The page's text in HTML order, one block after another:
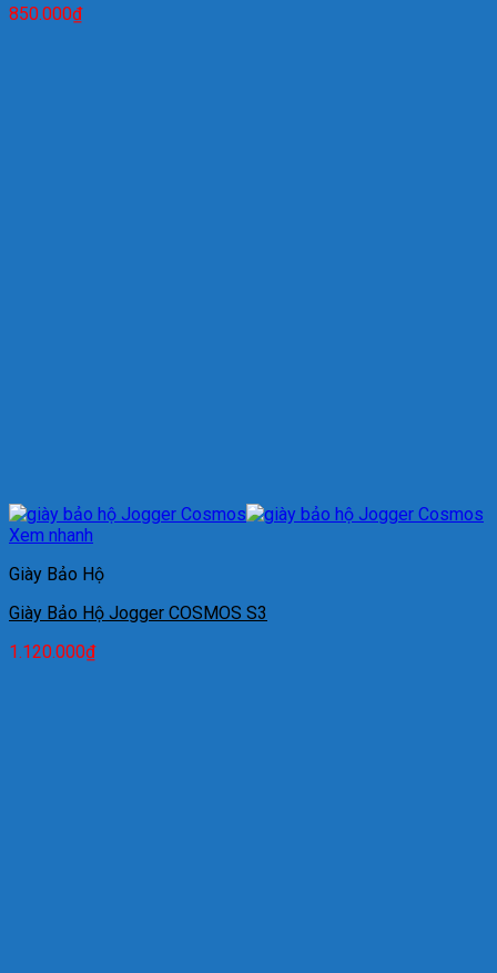
850.000₫
Xem nhanh
Giày Bảo Hộ
Giày Bảo Hộ Jogger COSMOS S3
1.120.000₫